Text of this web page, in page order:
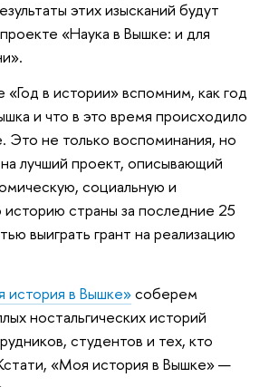
этих изысканий будут
«Наука в Вышке: и для
в истории» вспомним, как год
и что в это время происходило
Это не только воспоминания, но
лучший проект, описывающий
социальную и
историю страны за последние 25
выиграть грант на реализацию
история в Вышке»соберем
ностальгических историй
студентов и тех, кто
«Моя история в Вышке» —